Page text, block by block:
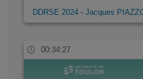
DDRSE 2024 - Jacques
00:34:27